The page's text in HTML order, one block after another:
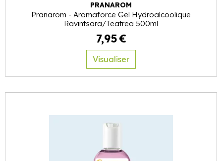
PRANAROM
Pranarom - Aromaforce Gel Hydroalcoolique
Ravintsara/Teatrea 500ml
7,95€
Visualiser